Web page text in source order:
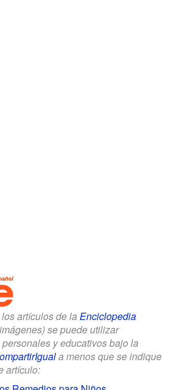
artículos de la Enciclopedia
se puede utilizar
y educativos bajo la
a menos que se indique
artículo: